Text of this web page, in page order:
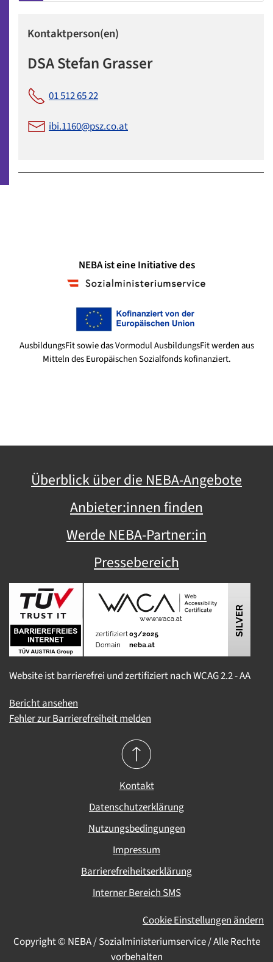
Kontaktperson(en)
DSA Stefan Grasser
01 512 65 22
ibi.1160@psz.co.at
NEBA ist eine Initiative des
AusbildungsFit sowie das Vormodul AusbildungsFit werden aus
Mitteln des Europäischen Sozialfonds kofinanziert.
Überblick über die NEBA-Angebote
Anbieter:innen finden
Werde NEBA-Partner:in
Pressebereich
Website ist barrierefrei und zertifiziert nach WCAG 2.2 - AA
Bericht ansehen
Fehler zur Barrierefreiheit melden
Kontakt
Datenschutzerklärung
Nutzungsbedingungen
Impressum
Barrierefreiheitserklärung
Interner Bereich SMS
Cookie Einstellungen ändern
Copyright© NEBA / Sozialministeriumservice / Alle Rechte
vorbehalten